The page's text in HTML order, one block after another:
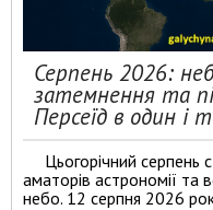
Серпень 2026:
затемнення та
Персеїд в один і
Цьогорічний серпень
аматорів астрономії та
небо. 12 серпня 2026